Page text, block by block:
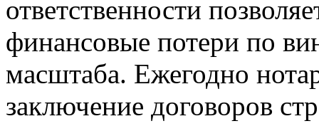
ответственности
финансовые потери по
масштаба. Ежегодно
заключение договоров